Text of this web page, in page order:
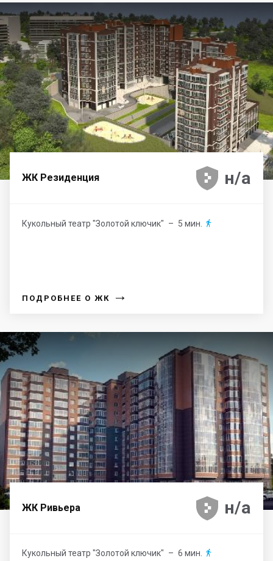
ЖК Резиденция 



 н/а
Кукольный театр "Золотой ключик" – 5 мин. 
ПОДРОБНЕЕ О ЖК →
ЖК Ривьера 



 н/а
Кукольный театр "Золотой ключик" – 6 мин. 